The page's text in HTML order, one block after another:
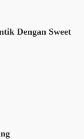
Dengan Sweet